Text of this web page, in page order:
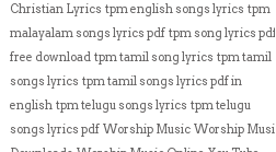
Christian Lyrics tpm english songs lyrics tpm
malayalam songs lyrics pdf tpm song lyrics pdf
free download tpm tamil song lyrics tpm tamil
songs lyrics tpm tamil songs lyrics pdf in
english tpm telugu songs lyrics tpm telugu
songs lyrics pdf Worship Music Worship Music